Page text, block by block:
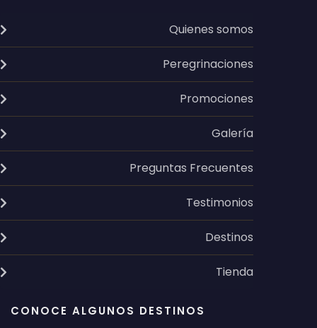
Quienes somos
Peregrinaciones
Promociones
Galería
Preguntas Frecuentes
Testimonios
Destinos
Tienda
CONOCE ALGUNOS DESTINOS